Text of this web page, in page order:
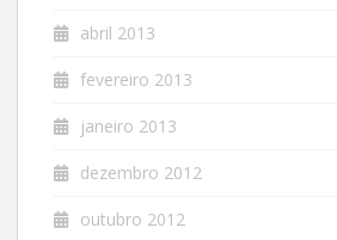
abril 2013
fevereiro 2013
janeiro 2013
dezembro 2012
outubro 2012